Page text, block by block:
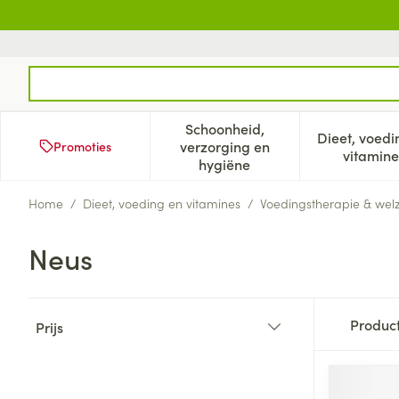
Promoties
Schoonheid,
verzorging en
hygiëne
Toon submenu voor
Dieet,
Home / Dieet, voeding en vitamines / Voedingstherapie &
Neus
Prijs